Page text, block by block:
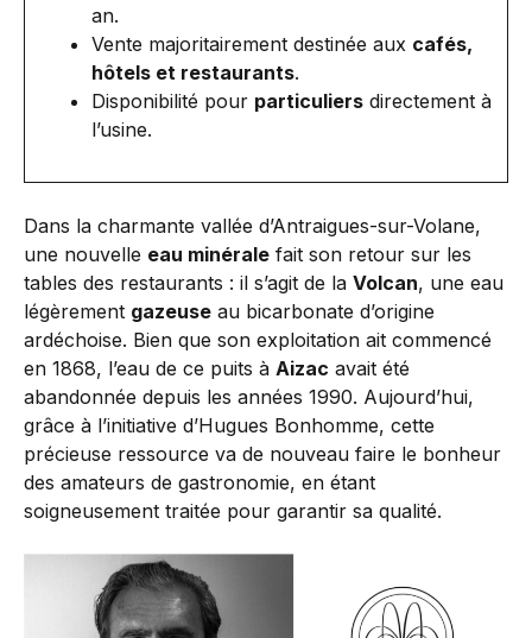
an.
Vente majoritairement destinée aux cafés,
hôtels et restaurants.
Disponibilité pour particuliers directement à
l’usine.
Dans la charmante vallée d’Antraigues-sur-Volane,
une nouvelle eau minérale fait son retour sur les
tables des restaurants : il s’agit de la Volcan, une eau
légèrement gazeuse au bicarbonate d’origine
ardéchoise. Bien que son exploitation ait commencé
en 1868, l’eau de ce puits à Aizac avait été
abandonnée depuis les années 1990. Aujourd’hui,
grâce à l’initiative d’Hugues Bonhomme, cette
précieuse ressource va de nouveau faire le bonheur
des amateurs de gastronomie, en étant
soigneusement traitée pour garantir sa qualité.